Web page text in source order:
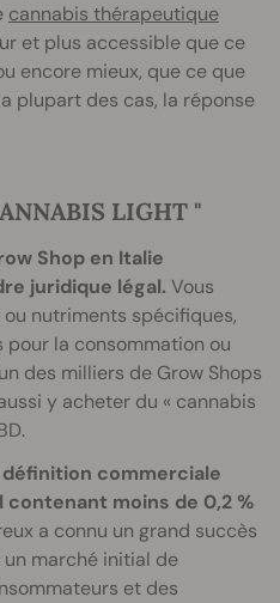
cannabis thérapeutique
et plus accessible que ce
encore mieux, que ce que
plupart des cas, la réponse
LIGHT "
Shop en Italie
juridique légal. Vous
nutriments spécifiques,
pour la consommation ou
des milliers de Grow Shops
y acheter du « cannabis
commerciale
moins de 0,2 %
a connu un grand succès
un marché initial de
et des